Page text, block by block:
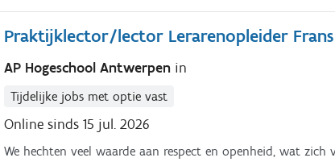
Praktijklector/lector Lerarenopleider
AP Hogeschool Antwerpen in
Tijdelijke jobs met optie vast
Online sinds 15 jul. 2026
We hechten veel waarde aan respect en openheid, wat